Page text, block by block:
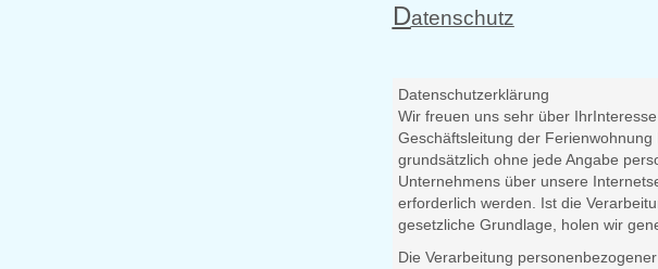
Datenschutz
Datenschutzerklärung
Wir freuen uns sehr über
Geschäftsleitung der
grundsätzlich ohne jede Angabe
Unternehmens über unsere
erforderlich werden. Ist die
gesetzliche Grundlage, holen wir
Die Verarbeitung